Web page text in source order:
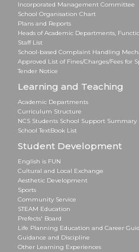
Incorporated Management Committee
School Organisation Chart
Plans and Reports
Heads of Academic Departments,
Staff List
School-based Complaint Handling
Approved List of Fines/Charges/Fees for
Tender Notice
Learning and Teaching
Academic Departments
Curriculum Structure
NCS Students School Support Summary
School TextBook List
Student Development
English is FUN
Cultural and Local Exchange
Aesthetic Development
Sports
Community Service
STEAM Education
Prefects' Board
Life Planning Education and Career
Guidance and Discipline
Other Learning Experiences